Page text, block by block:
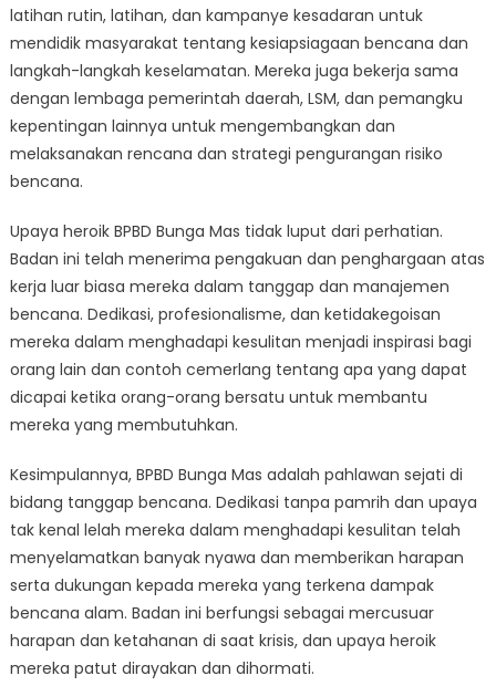
latihan rutin, latihan, dan kampanye kesadaran untuk
mendidik masyarakat tentang kesiapsiagaan bencana dan
langkah-langkah keselamatan. Mereka juga bekerja sama
dengan lembaga pemerintah daerah, LSM, dan pemangku
kepentingan lainnya untuk mengembangkan dan
melaksanakan rencana dan strategi pengurangan risiko
bencana.
Upaya heroik BPBD Bunga Mas tidak luput dari perhatian.
Badan ini telah menerima pengakuan dan penghargaan atas
kerja luar biasa mereka dalam tanggap dan manajemen
bencana. Dedikasi, profesionalisme, dan ketidakegoisan
mereka dalam menghadapi kesulitan menjadi inspirasi bagi
orang lain dan contoh cemerlang tentang apa yang dapat
dicapai ketika orang-orang bersatu untuk membantu
mereka yang membutuhkan.
Kesimpulannya, BPBD Bunga Mas adalah pahlawan sejati di
bidang tanggap bencana. Dedikasi tanpa pamrih dan upaya
tak kenal lelah mereka dalam menghadapi kesulitan telah
menyelamatkan banyak nyawa dan memberikan harapan
serta dukungan kepada mereka yang terkena dampak
bencana alam. Badan ini berfungsi sebagai mercusuar
harapan dan ketahanan di saat krisis, dan upaya heroik
mereka patut dirayakan dan dihormati.